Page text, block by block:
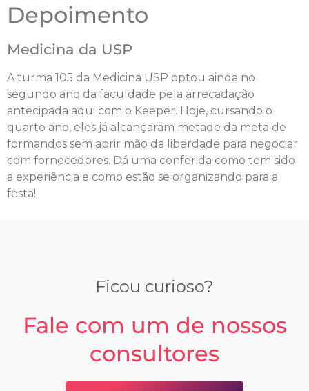
Depoimento
Medicina da USP
A turma 105 da Medicina USP optou ainda no
segundo ano da faculdade pela arrecadação
antecipada aqui com o Keeper. Hoje, cursando o
quarto ano, eles já alcançaram metade da meta de
formandos sem abrir mão da liberdade para negociar
com fornecedores. Dá uma conferida como tem sido
a experiência e como estão se organizando para a
festa!
Ficou curioso?
Fale com um de nossos
consultores